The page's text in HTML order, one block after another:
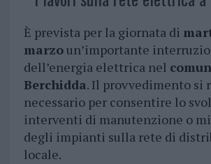
È prevista per la giornata di
marzoun’importante
dell’energia elettrica nel
Berchidda. Il provvedimento si
necessario per consentire lo
interventi di manutenzione o
degli impianti sulla rete di
locale.